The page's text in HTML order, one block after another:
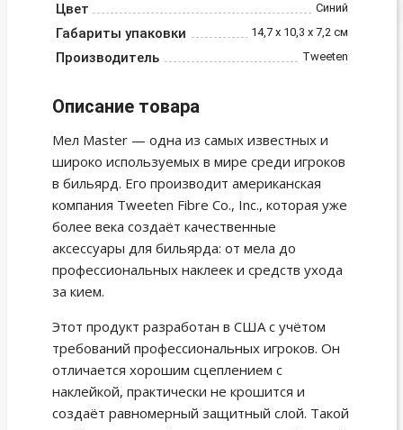
Цвет Синий
Габариты упаковки 14,7 х 10,3 х 7,2 см
Производитель Tweeten
Описание товара
Мел Master — одна из самых известных и
широко используемых в мире среди игроков
в бильярд. Его производит американская
компания Tweeten Fibre Co., Inc., которая уже
более века создаёт качественные
аксессуары для бильярда: от мела до
профессиональных наклеек и средств ухода
за кием.
Этот продукт разработан в США с учётом
требований профессиональных игроков. Он
отличается хорошим сцеплением с
наклейкой, практически не крошится и
создаёт равномерный защитный слой. Такой